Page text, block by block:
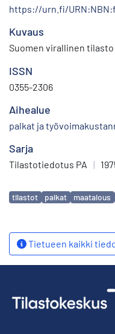
https://urn.fi/
Kuvaus
Suomen virallinen tilasto
ISSN
0355-2306
Aihealue
palkat ja
Sarja
Tilastotiedotus PA |
Avainsanat
tilastot palkat maatalous
Tietueen kaikki